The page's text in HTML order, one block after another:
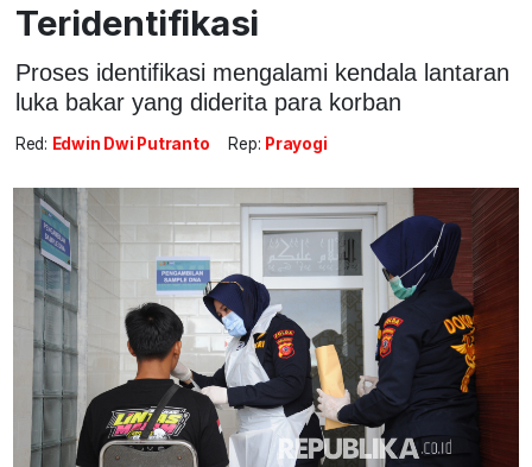
Teridentifikasi
Proses identifikasi mengalami kendala lantaran
luka bakar yang diderita para korban
Red: Edwin Dwi Putranto Rep: Prayogi